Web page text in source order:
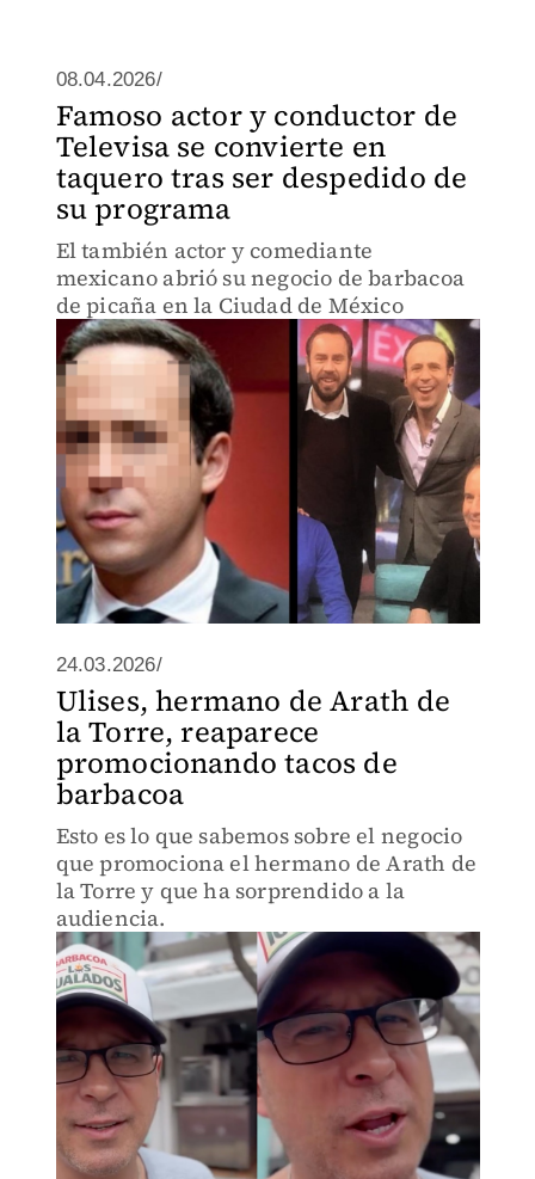
08.04.2026/
Famoso actor y conductor de
Televisa se convierte en
taquero tras ser despedido de
su programa
El también actor y comediante
mexicano abrió su negocio de barbacoa
de picaña en la Ciudad de México
24.03.2026/
Ulises, hermano de Arath de
la Torre, reaparece
promocionando tacos de
barbacoa
Esto es lo que sabemos sobre el negocio
que promociona el hermano de Arath de
la Torre y que ha sorprendido a la
audiencia.